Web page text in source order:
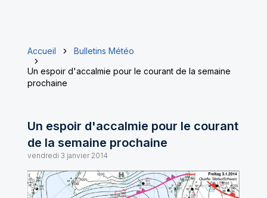
Accueil
Bulletins Météo
Un espoir d'accalmie pour le courant de la semaine
prochaine
Un espoir d'accalmie pour le courant
de la semaine prochaine
vendredi 3 janvier 2014